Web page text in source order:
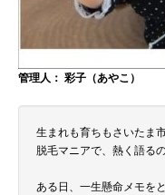
管理人： 彩子（あやこ）
生まれも育ちもさいたま市
脱毛マニアで、熱く語る
ある日、一生懸命メモを